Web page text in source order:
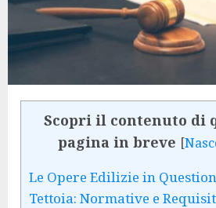
Scopri il contenuto di
pagina in breve [
Le Opere Edilizie in
Tettoia: Normative e